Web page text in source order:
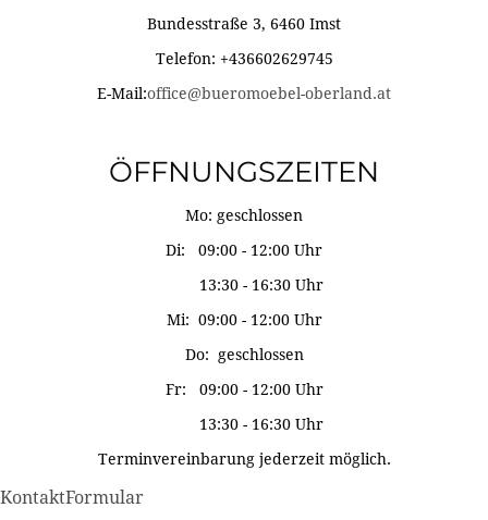
Bundesstraße 3, 6460 Imst
Telefon: +436602629745
E-Mail:office@bueromoebel-oberland.at
ÖFFNUNGSZEITEN
Mo: geschlossen
Di: 09:00 - 12:00 Uhr
13:30 - 16:30 Uhr
Mi: 09:00 - 12:00 Uhr
Do: geschlossen
Fr: 09:00 - 12:00 Uhr
13:30 - 16:30 Uhr
Terminvereinbarung jederzeit möglich.
KontaktFormular